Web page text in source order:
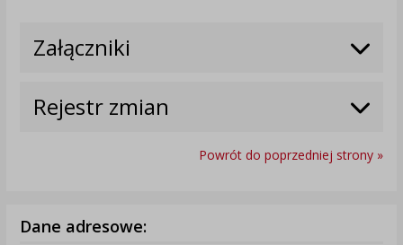
Załączniki
Rejestr zmian
Powrót do poprzedniej strony »
Dane adresowe: